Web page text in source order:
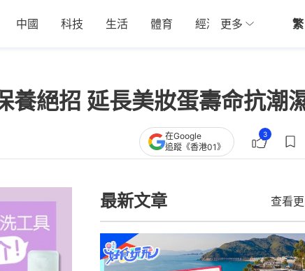
中國 科技 生活 體育 經濟 01深圳
更多 繁
養絕招 延長美妝蛋壽命抗潮
在Google
追蹤《香港01》
3
最新文章 查看